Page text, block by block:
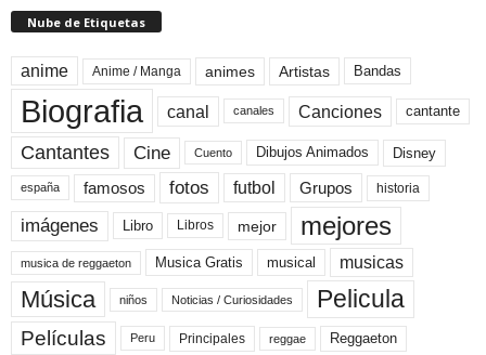
Nube de Etiquetas
anime Anime / Manga animes Artistas Bandas
Biografia canal canales Canciones cantante
Cantantes Cine Cuento Dibujos Animados Disney
españa famosos fotos futbol Grupos historia
imágenes Libro Libros mejor mejores
musica de reggaeton Musica Gratis musical musicas
Música niños Noticias / Curiosidades Pelicula
Películas Peru Principales reggae Reggaeton